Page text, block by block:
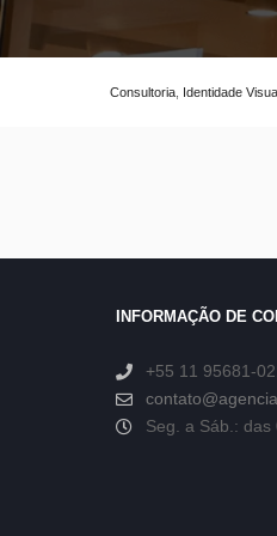
Consultoria Identidade
INFORMAÇÃO DE
+55 11 95681-
Seg. a Sáb.: das